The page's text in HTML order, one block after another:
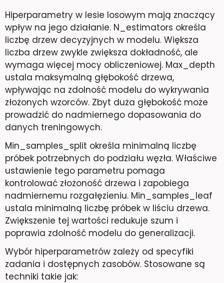
Hiperparametry w lesie losowym mają znaczący
wpływ na jego działanie. N_estimators określa
liczbę drzew decyzyjnych w modelu. Większa
liczba drzew zwykle zwiększa dokładność, ale
wymaga więcej mocy obliczeniowej. Max_depth
ustala maksymalną głębokość drzewa,
wpływając na zdolność modelu do wykrywania
złożonych wzorców. Zbyt duża głębokość może
prowadzić do nadmiernego dopasowania do
danych treningowych.
Min_samples_split określa minimalną liczbę
próbek potrzebnych do podziału węzła. Właściwe
ustawienie tego parametru pomaga
kontrolować złożoność drzewa i zapobiega
nadmiernemu rozgałęzieniu. Min_samples_leaf
ustala minimalną liczbę próbek w liściu drzewa.
Zwiększenie tej wartości redukuje szum i
poprawia zdolność modelu do generalizacji.
Wybór hiperparametrów zależy od specyfiki
zadania i dostępnych zasobów. Stosowane są
techniki takie jak: